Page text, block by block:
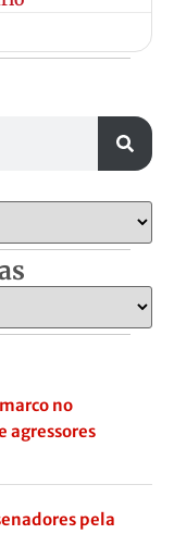
no
agressores
pela